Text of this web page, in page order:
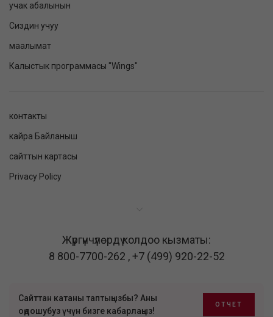
учак абалынын
Сиздин учуу
маалымат
Калыстык программасы "Wings"
контакты
кайра Байланыш
сайттын картасы
Privacy Policy
Жүргүнчүлөрдү колдоо кызматы:
8 800-7700-262 ,+7 (499) 920-22-52
Сайттан катаны таптыңызбы? Аны
оңдошубуз үчүн бизге кабарлаңыз!
ОТЧЕТ